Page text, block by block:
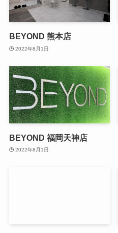
BEYOND 熊本店
2022年8月1日
BEYOND 福岡天神店
2022年8月1日